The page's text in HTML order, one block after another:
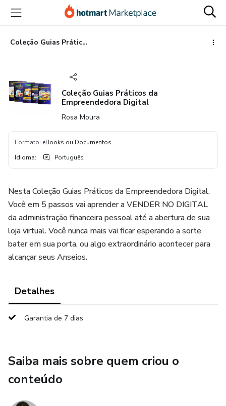
para
conteúdo
principal
para
pagamento
para
rodapé
Coleção Guias Práticos da Empreendedora Digital
Coleção Guias Práticos da
Empreendedora Digital
Rosa Moura
Formato: eBooks ou Documentos
Idioma: Português
Nesta Coleção Guias Práticos da Empreendedora Digital,
Você em 5 passos vai aprender a VENDER NO DIGITAL
da administração financeira pessoal até a abertura de sua
loja virtual. Você nunca mais vai ficar esperando a sorte
bater em sua porta, ou algo extraordinário acontecer para
alcançar seus Anseios.
Detalhes
Garantia de 7 dias
Saiba mais sobre quem criou o
conteúdo